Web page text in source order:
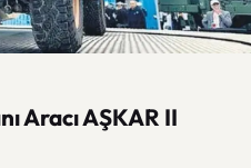
Aracı AŞKAR II